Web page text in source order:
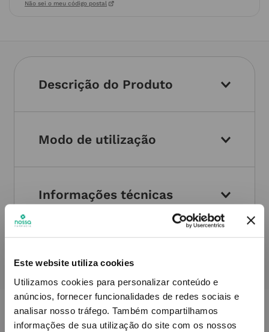
Este website utiliza cookies
Utilizamos cookies para personalizar conteúdo e
anúncios, fornecer funcionalidades de redes sociais e
analisar nosso tráfego. Também compartilhamos
informações de sua utilização do site com os nossos
Não sei o meu código postal
Descrição do Produto
Modo de utilização
Informações técnicas
PODERÁ TAMBÉM GOSTAR